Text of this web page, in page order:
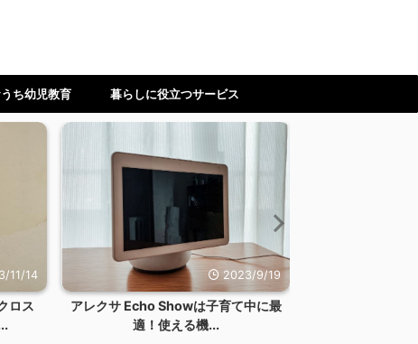
ち幼児教育 暮らしに役立つサービス
11/14
ロス
2023/9/19
アレクサ Echo Showは子育て中に最
適！使える機...